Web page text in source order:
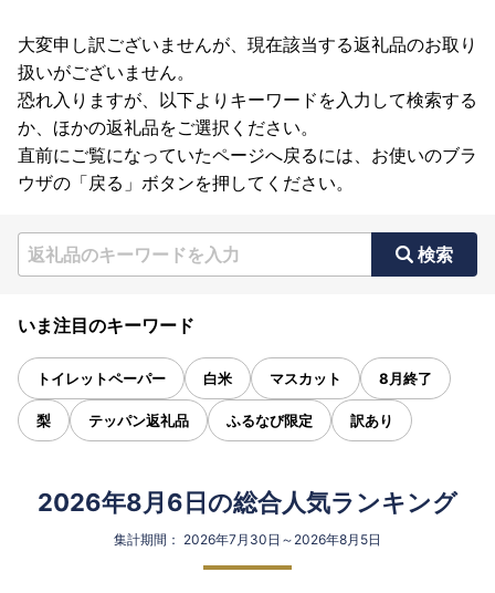
大変申し訳ございませんが、現在該当する返礼品のお取り
扱いがございません。
恐れ入りますが、以下よりキーワードを入力して検索する
か、ほかの返礼品をご選択ください。
直前にご覧になっていたページへ戻るには、お使いのブラ
ウザの「戻る」ボタンを押してください。
検索
いま注目のキーワード
トイレットペーパー 白米 マスカット 8月終了
梨 テッパン返礼品 ふるなび限定 訳あり
2026年8月6日の総合人気ランキング
集計期間： 2026年7月30日～2026年8月5日